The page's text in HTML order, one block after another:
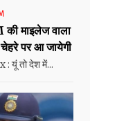
माइलेज वाला
पर आ जायेगी
यूं तो देश में...